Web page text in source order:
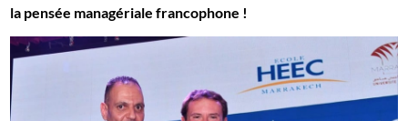
la pensée managériale francophone !